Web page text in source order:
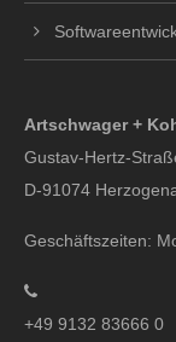
Artschwager +
Gustav-Hertz-
D-91074
Geschäftszeiten:
+49 9132 83666 0